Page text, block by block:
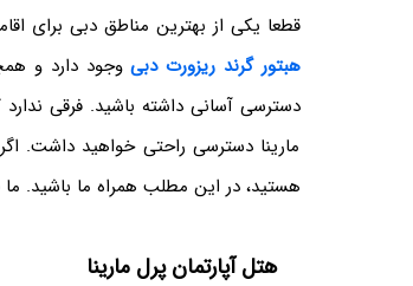
قطعا یکی از بهترین مناطق دبی برای
هبتور گرند ریزورت دبیوجود دارد و
دسترسی آسانی داشته باشید. فرقی
مارینا دسترسی راحتی خواهید داشت.
هستید، در این مطلب همراه ما باشید. ما
هتل آپارتمان پرل مارینا